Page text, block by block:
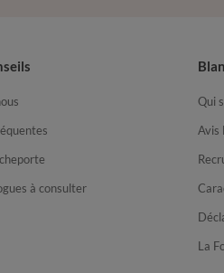
à consulter
Qui
Avis
La